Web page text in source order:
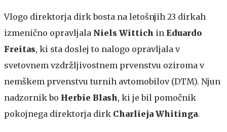
Vlogo direktorja dirk bosta na letošnjih 23 dirkah
izmenično opravljala Niels Wittich in Eduardo
Freitas, ki sta doslej to nalogo opravljala v
svetovnem vzdržljivostnem prvenstvu oziroma v
nemškem prvenstvu turnih avtomobilov (DTM). Njun
nadzornik bo Herbie Blash, ki je bil pomočnik
pokojnega direktorja dirk Charlieja Whitinga.